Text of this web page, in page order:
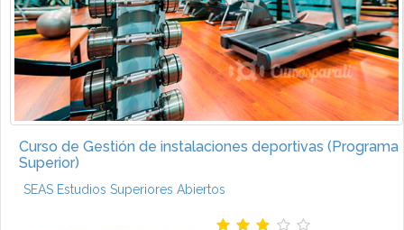
Curso de Gestión de instalaciones deportivas (Programa
Superior)
SEAS Estudios Superiores Abiertos